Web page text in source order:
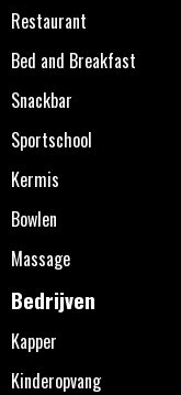
Restaurant
Bed and Breakfast
Snackbar
Sportschool
Kermis
Bowlen
Massage
Bedrijven
Kapper
Kinderopvang